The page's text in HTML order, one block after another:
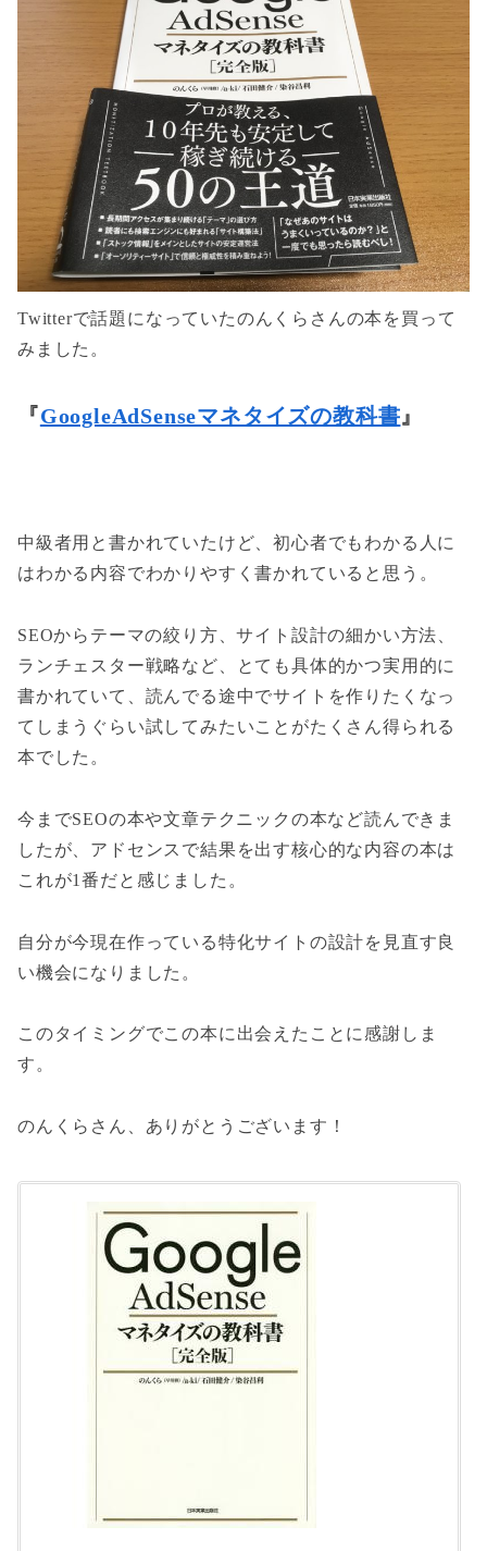
Twitterで話題になっていたのんくらさんの本を買って
みました。
『GoogleAdSenseマネタイズの教科書』
中級者用と書かれていたけど、初心者でもわかる人に
はわかる内容でわかりやすく書かれていると思う。
SEOからテーマの絞り方、サイト設計の細かい方法、
ランチェスター戦略など、とても具体的かつ実用的に
書かれていて、読んでる途中でサイトを作りたくなっ
てしまうぐらい試してみたいことがたくさん得られる
本でした。
今までSEOの本や文章テクニックの本など読んできま
したが、アドセンスで結果を出す核心的な内容の本は
これが1番だと感じました。
自分が今現在作っている特化サイトの設計を見直す良
い機会になりました。
このタイミングでこの本に出会えたことに感謝しま
す。
のんくらさん、ありがとうございます！